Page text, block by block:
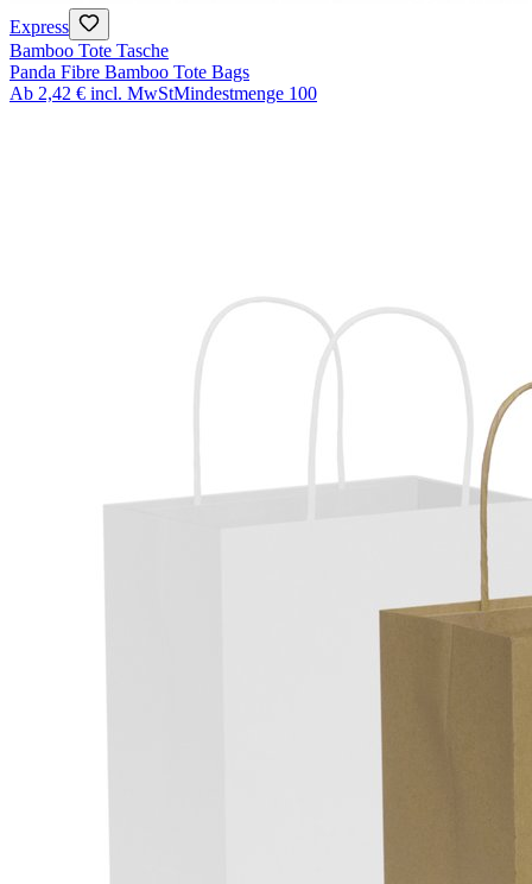
Express
Bamboo Tote Tasche
Panda Fibre Bamboo Tote Bags
Ab 2,42 € incl. MwStMindestmenge 100